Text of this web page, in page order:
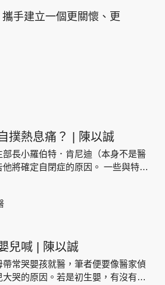
手建立一個更關懷、更
撲熱息痛？ | 陳以誠
部長小羅伯特．肯尼迪（本身不是醫
將確定自閉症的原因。 一些與特朗
的人說肯尼迪可能指出懷孕期間使
兒喊 | 陳以誠
帶常哭嬰孩就醫，筆者便要像醫家偵
哭的原因。若是初生嬰，有沒有吃